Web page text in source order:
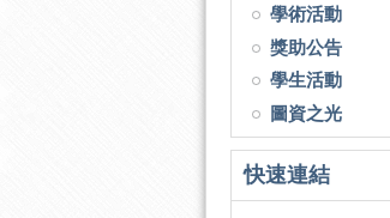
學術活動
獎助公告
學生活動
圖資之光
快速連結